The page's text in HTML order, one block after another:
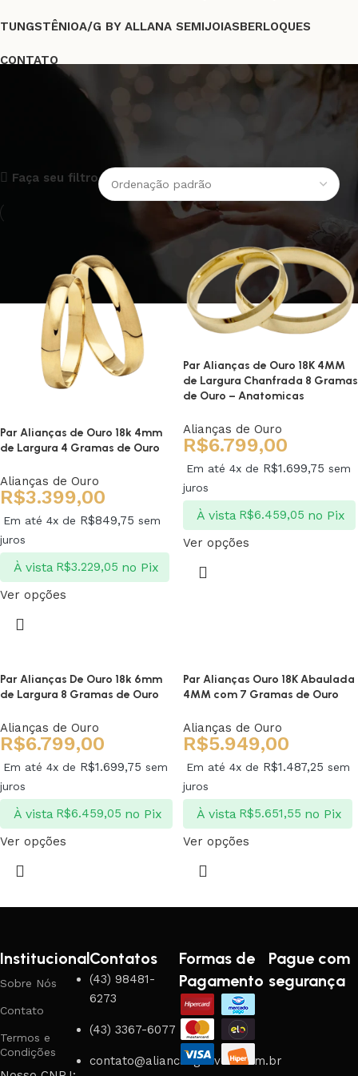
TUNGSTÊNIOA/G BY ALLANA SEMIJOIASBERLOQUES
CONTATO
FRETE GRÁTIS A PARTIR DE R$219,00
alianças de ouro
Faça seu filtro
Par Alianças de Ouro 18k 4mm
de Largura 4 Gramas de Ouro
Alianças de Ouro
R$3.399,00
Em até 4x de R$849,75 sem
juros
À vista R$3.229,05 no Pix
Ver opções
Par Alianças de Ouro 18K 4MM
de Largura Chanfrada 8 Gramas
de Ouro – Anatomicas
Alianças de Ouro
R$6.799,00
Em até 4x de R$1.699,75 sem
juros
À vista R$6.459,05 no Pix
Ver opções
Par Alianças De Ouro 18k 6mm
de Largura 8 Gramas de Ouro
Alianças de Ouro
R$6.799,00
Em até 4x de R$1.699,75 sem
juros
À vista R$6.459,05 no Pix
Ver opções
Par Alianças Ouro 18K Abaulada
4MM com 7 Gramas de Ouro
Alianças de Ouro
R$5.949,00
Em até 4x de R$1.487,25 sem
juros
À vista R$5.651,55 no Pix
Ver opções
Institucional
Sobre Nós
Contato
Termos e
Condições
Contatos
(43) 98481-
6273
(43) 3367-6077
contato@aliancasgouveia.com.br
Formas de
Pagamento
Pague com
segurança